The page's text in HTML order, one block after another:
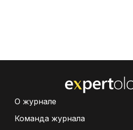
О журнале
Команда журнала